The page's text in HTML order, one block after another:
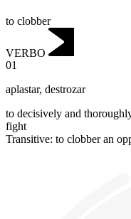
to clobber
VERBO
01
aplastar, destrozar
to decisively and
fight
Transitive: to clobberan